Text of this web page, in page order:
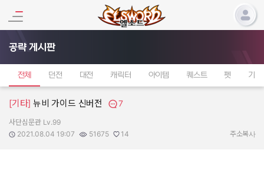
공략 게시판
전체 던전 대전 캐릭터 아이템 퀘스트 펫 기타
[기타] 뉴비 가이드 신버전 7
작성자:
사단심문관 Lv.99
작성일:
2021.08.04 19:07
조회수:
51675
추천수:
14 주소복사